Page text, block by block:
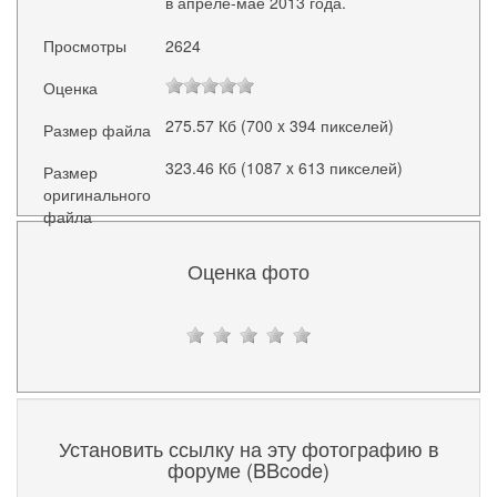
Просмотры
2624
Оценка
Размер файла
275.57 Кб (700 x 394 пикселей)
Размер
оригинального
файла
323.46 Кб (1087 x 613 пикселей)
Оценка фото
Установить ссылку на эту фотографию в
форуме (BBcode)